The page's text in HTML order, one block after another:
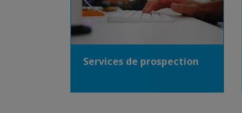
Services de prospection